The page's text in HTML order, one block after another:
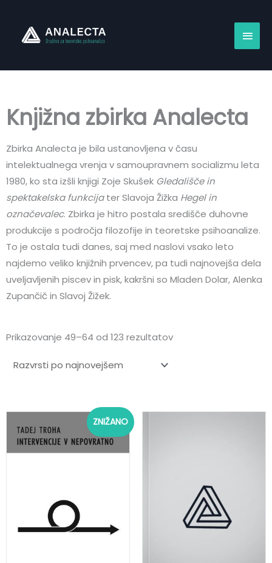
content
Main
Knjižna zbirka Analecta
Zbirka Analecta je bila ustanovljena v času
intelektualnega vrenja v samoupravnem socializmu leta
1980, ko sta izšli knjigi Zoje Skušek Gledališče in
spektakelska funkcijater Slavoja Žižka Hegel in
označevalec. Zbirka je hitro postala središče duhovne
produkcije s področja filozofije in teoretske psihoanalize.
To je ostala tudi danes, saj med naslovi vsako leto
najdemo veliko knjižnih prvencev, pa tudi najnovejša dela
uveljavljenih piscev in pisk, kakršni so Mladen Dolar, Alenka
Zupančič in Slavoj Žižek.
Prikazovanje 49–64 od 123 rezultatovRazvrščeno
ZNIŽANO
Izvirna
cena
je
Trenutna
cena
je: